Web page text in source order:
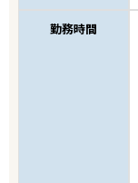
勤務時間